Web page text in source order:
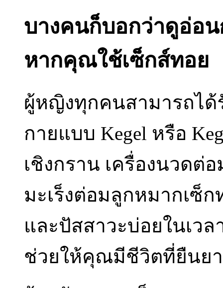
บางคนก็บอกว่าดูอ่อน
หากคุณใช้เซ็กส์ทอย
ผู้หญิงทุกคนสามารถได้
กายแบบ Kegel หรือ
เชิงกราน เครื่องนวดต่
มะเร็งต่อมลูกหมากเซ็
และปัสสาวะบ่อยในเว
ช่วยให้คุณมีชีวิตที่ยืนย